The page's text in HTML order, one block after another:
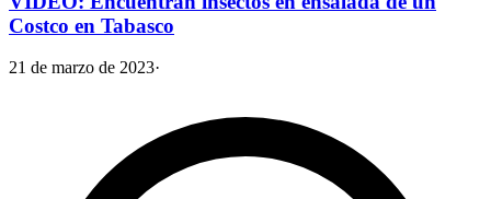
Costco en Tabasco
21 de marzo de 2023·